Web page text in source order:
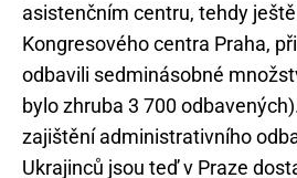
asistenčním centru, tehdy
Kongresového centra Praha,
odbavili sedminásobné
bylo zhruba 3 700
zajištění administrativního
Ukrajinců jsou teď v Praze